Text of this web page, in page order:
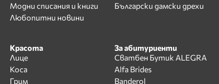
Модни списания и книги
Любопитни новини
Български дамски дрехи
Красота
Лице
Коса
Грим
За абитуриенти
Сватбен Бутик ALEGRA
Alfa Brides
Banderol